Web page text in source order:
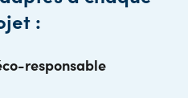
:
responsable